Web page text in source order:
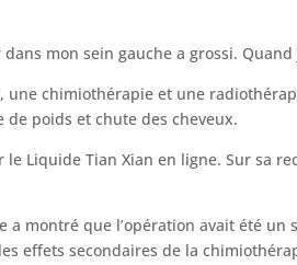
mon sein gauche a grossi.
une chimiothérapie et une
de poids et chute des cheveux.
Liquide Tian Xian en ligne. Sur sa
montré que l’opération avait été
effets secondaires de la